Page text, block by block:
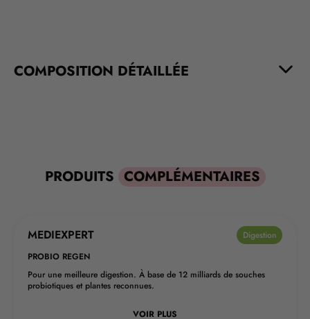
COMPOSITION DÉTAILLÉE
PRODUITS COMPLÉMENTAIRES
BEST-SELLER
MEDIEXPERT
Digestion
PROBIO REGEN
Pour une meilleure digestion. À base de 12 milliards de souches
probiotiques et plantes reconnues.
VOIR PLUS